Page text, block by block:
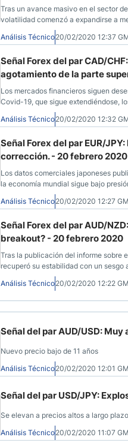
Tras un avance masivo en el sector
volatilidad comenzó a expandirse a
resistencia clave.
Análisis Técnico20/02/2020 12:37
Señal Forex del par CAD/
agotamiento de la parte
Los mercados financieros siguen
Covid-19, que sigue extendiéndose,
Análisis Técnico20/02/2020 12:32
Señal Forex del par EUR/
corrección. - 20 febrero 2020
Los datos comerciales japoneses
la economía mundial sigue bajo
Análisis Técnico20/02/2020 12:27
Señal Forex del par AUD/
breakout? - 20 febrero 2020
Tras la publicación del informe sobre
recuperó su estabilidad con un sesgo
Análisis Técnico20/02/2020 12:22
Señal del par AUD/USD:
Nuevo precio bajo de 11 años
Análisis Técnico20/02/2020 12:01
Señal del par USD/JPY:
Se elevan a precios altos a largo
Análisis Técnico20/02/2020 11:07